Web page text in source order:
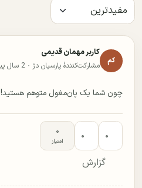
کم
کاربر مهمان قدیمی
مشارکت‌کنندهٔ پارسیان دژ ·2 سال پیش
چون شما یک پان‌مغول متوهم هستید!
۰ ۰ ۰
امتیاز
گزارش